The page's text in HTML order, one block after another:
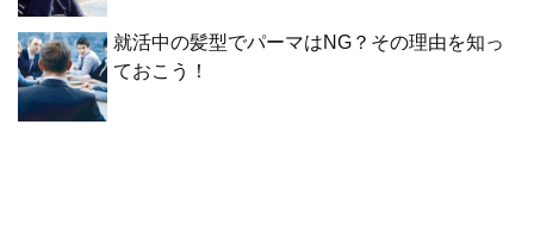
就活中の髪型でパーマはNG？その理由を知っ
ておこう！